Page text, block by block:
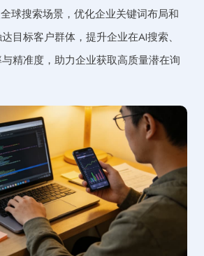
球搜索场景，优化企业关键词布局和
目标客户群体，提升企业在AI搜索、
精准度，助力企业获取高质量潜在询